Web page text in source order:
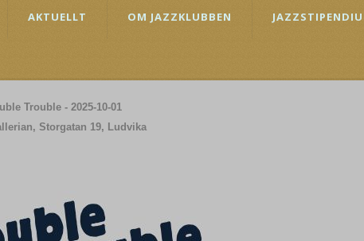
AKTUELLT OM JAZZKLUBBEN
Trouble - 2025-10-01
Storgatan 19, Ludvika